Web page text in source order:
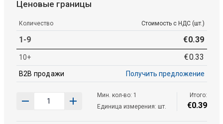
Ценовые границы
Количество Стоимость с НДС (шт.)
1-9 €0.39
10+ €0.33
B2B продажи Получить предложение
Мин. кол-во: 1
Единица измерения: шт.
Итого:
€0.39